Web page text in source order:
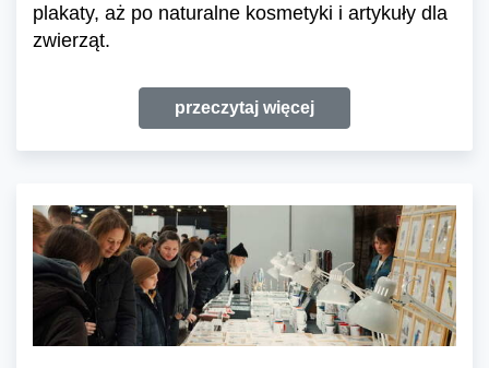
plakaty, aż po naturalne kosmetyki i artykuły dla
zwierząt.
przeczytaj więcej